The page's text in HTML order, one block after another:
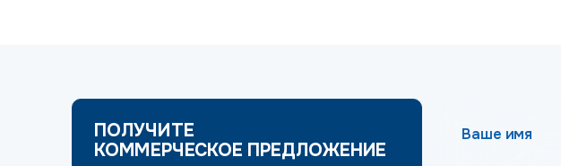
ПОЛУЧИТЕ
КОММЕРЧЕСКОЕ ПРЕДЛОЖЕНИЕ
Ваше имя